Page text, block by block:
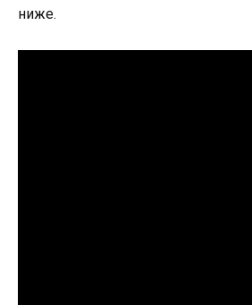
ниже.